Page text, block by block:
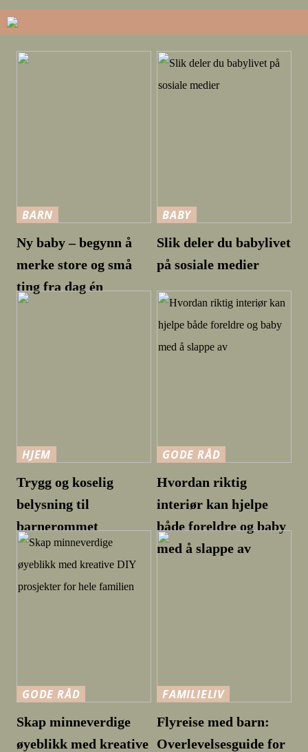
BARN
Ny baby – begynn å
merke store og små
ting fra dag én
BABY
Slik deler du babylivet
på sosiale medier
HJEM
Trygg og koselig
belysning til
barnerommet
GODE RÅD
Hvordan riktig
interiør kan hjelpe
både foreldre og baby
med å slappe av
GODE RÅD
Skap minneverdige
øyeblikk med kreative
FAMILIELIV
Flyreise med barn:
Overlevelsesguide for